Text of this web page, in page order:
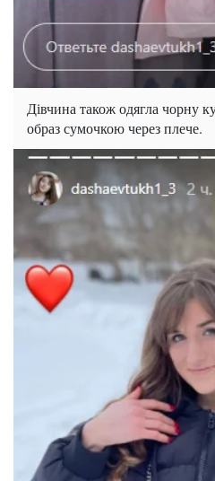
Дівчина також одягла чорну
образ сумочкою через плече.